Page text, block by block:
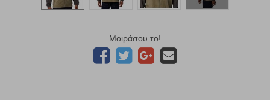
Μοιράσου το!